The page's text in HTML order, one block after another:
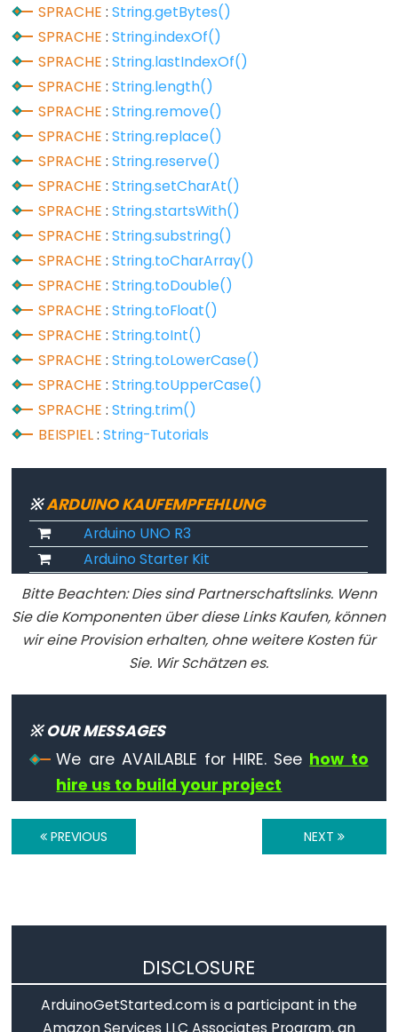
analogRead()
analogReference()
analogWrite()
Advanced
IO
noTone()
pulseIn()
pulseInLong()
shiftIn()
shiftOut()
tone()
Serial
Serial.available()
Serial.availableForWrite()
Serial.end()
Serial.find()
if(Serial)
Serial.parseFloat()
Serial.parseInt()
Serial.peek()
Serial.print()
Serial.readBytes()
Serial.readString()
Serial.readStringUntil()
SPRACHE :String.getBytes()
SPRACHE :String.indexOf()
SPRACHE :String.lastIndexOf()
SPRACHE :String.length()
SPRACHE :String.remove()
SPRACHE :String.replace()
SPRACHE :String.reserve()
SPRACHE :String.setCharAt()
SPRACHE :String.startsWith()
SPRACHE :String.substring()
SPRACHE :String.toCharArray()
SPRACHE :String.toDouble()
SPRACHE :String.toFloat()
SPRACHE :String.toInt()
SPRACHE :String.toLowerCase()
SPRACHE :String.toUpperCase()
SPRACHE :String.trim()
BEISPIEL:String-Tutorials
※ARDUINO KAUFEMPFEHLUNG
Arduino UNO R3
Arduino Starter Kit
Bitte Beachten: Dies sind Partnerschaftslinks. Wenn
Sie die Komponenten über diese Links Kaufen, können
wir eine Provision erhalten, ohne weitere Kosten für
Sie. Wir Schätzen es.
※ OUR MESSAGES
We are AVAILABLE for HIRE. See how to
hire us to build your project
PREVIOUS NEXT
DISCLOSURE
ArduinoGetStarted.com is a participant in the
Amazon Services LLC Associates Program, an